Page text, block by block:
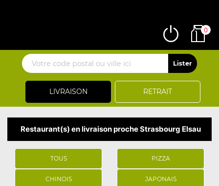
LIVRAISON RETRAIT
0
Restaurant(s) en livraison proche Strasbourg Elsau
TOUS PIZZA
CHINOIS JAPONAIS